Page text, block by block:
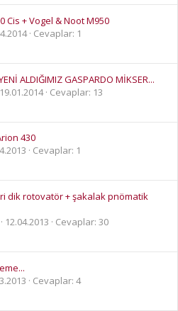
Cis + Vogel & Noot M950
Cevaplar: 1
ALDIĞIMIZ GASPARDO MİKSER...
19.01.2014 Cevaplar: 13
430
Cevaplar: 1
dik rotovatör + şakalak pnömatik
12.04.2013
Cevaplar: 30
Cevaplar: 4